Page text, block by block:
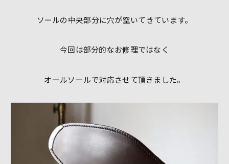
ソールの中央部分に穴が空いてきています。
今回は部分的なお修理ではなく
オールソールで対応させて頂きました。